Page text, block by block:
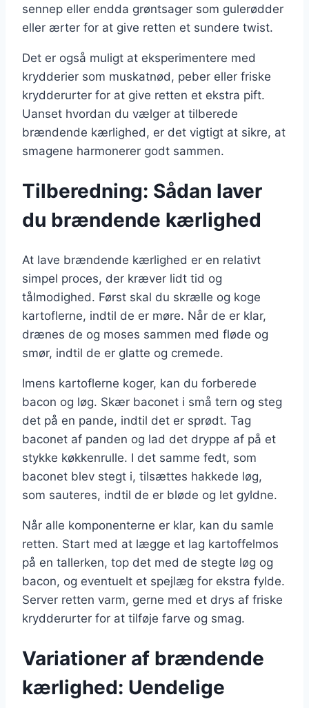
sennep eller endda grøntsager som gulerødder
eller ærter for at give retten et sundere twist.
Det er også muligt at eksperimentere med
krydderier som muskatnød, peber eller friske
krydderurter for at give retten et ekstra pift.
Uanset hvordan du vælger at tilberede
brændende kærlighed, er det vigtigt at sikre, at
smagene harmonerer godt sammen.
Tilberedning: Sådan laver
du brændende kærlighed
At lave brændende kærlighed er en relativt
simpel proces, der kræver lidt tid og
tålmodighed. Først skal du skrælle og koge
kartoflerne, indtil de er møre. Når de er klar,
drænes de og moses sammen med fløde og
smør, indtil de er glatte og cremede.
Imens kartoflerne koger, kan du forberede
bacon og løg. Skær baconet i små tern og steg
det på en pande, indtil det er sprødt. Tag
baconet af panden og lad det dryppe af på et
stykke køkkenrulle. I det samme fedt, som
baconet blev stegt i, tilsættes hakkede løg,
som sauteres, indtil de er bløde og let gyldne.
Når alle komponenterne er klar, kan du samle
retten. Start med at lægge et lag kartoffelmos
på en tallerken, top det med de stegte løg og
bacon, og eventuelt et spejlæg for ekstra fylde.
Server retten varm, gerne med et drys af friske
krydderurter for at tilføje farve og smag.
Variationer af brændende
kærlighed: Uendelige